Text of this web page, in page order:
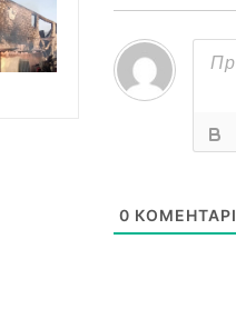
0 КОМЕНТАРІ